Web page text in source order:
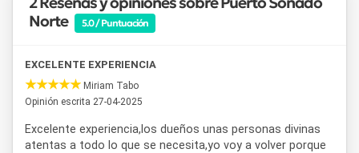
movilidad propia.
una propuesta pensada para familias y grupos pequeños
que buscan tranquilidad, buena ubicación y todas las
comodidades de un hogar durante sus vacaciones en Entre
Ríos.
Norte
5.0 / Puntuación
EXCELENTE EXPERIENCIA
Miriam Tabo
Opinión escrita 27-04-2025
Excelente experiencia,los dueños unas personas divinas
atentas a todo lo que se necesita,yo voy a volver porque